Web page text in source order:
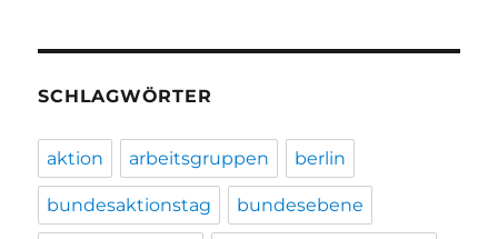
SCHLAGWÖRTER
aktion arbeitsgruppen berlin
bundesaktionstag bundesebene